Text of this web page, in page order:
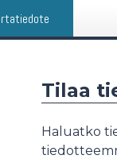
Tilaa
Haluatko